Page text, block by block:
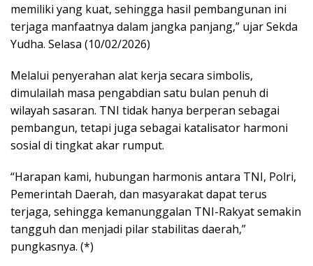
memiliki yang kuat, sehingga hasil pembangunan ini
terjaga manfaatnya dalam jangka panjang,” ujar Sekda
Yudha. Selasa (10/02/2026)
Melalui penyerahan alat kerja secara simbolis,
dimulailah masa pengabdian satu bulan penuh di
wilayah sasaran. TNI tidak hanya berperan sebagai
pembangun, tetapi juga sebagai katalisator harmoni
sosial di tingkat akar rumput.
“Harapan kami, hubungan harmonis antara TNI, Polri,
Pemerintah Daerah, dan masyarakat dapat terus
terjaga, sehingga kemanunggalan TNI-Rakyat semakin
tangguh dan menjadi pilar stabilitas daerah,”
pungkasnya. (*)